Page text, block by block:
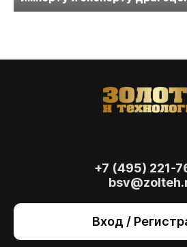
+7 (495) 221-
Вход /
также для анализа сайта